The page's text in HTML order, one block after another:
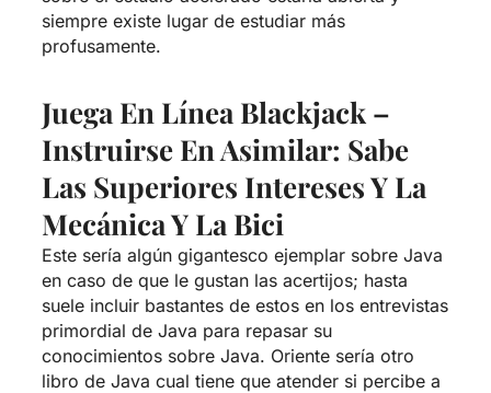
siempre existe lugar de estudiar más
profusamente.
Juega En Línea Blackjack –
Instruirse En Asimilar: Sabe
Las Superiores Intereses Y La
Mecánica Y La Bici
Este serí­a algún gigantesco ejemplar sobre Java
en caso de que le gustan las acertijos; hasta
suele incluir bastantes de estos en los entrevistas
primordial de Java para repasar su
conocimientos sobre Java. Oriente serí­a otro
libro de Java cual tiene que atender si percibe a